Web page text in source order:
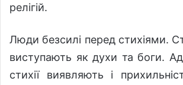
релігій.
Люди безсилі перед стихіями.
виступають як духи та боги.
стихії виявляють і